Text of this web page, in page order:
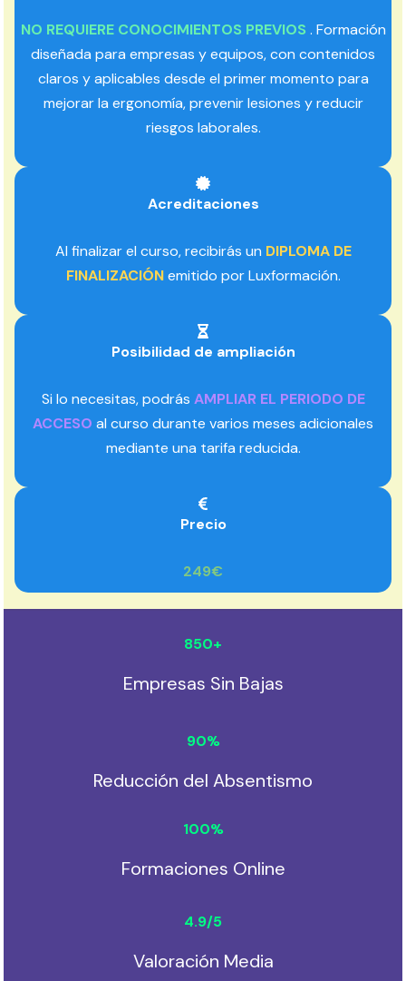
NO REQUIERE CONOCIMIENTOS PREVIOS . Formación
diseñada para empresas y equipos, con contenidos
claros y aplicables desde el primer momento para
mejorar la ergonomía, prevenir lesiones y reducir
riesgos laborales.
Acreditaciones
Al finalizar el curso, recibirás un DIPLOMA DE
FINALIZACIÓNemitido por Luxformación.
Posibilidad de ampliación
Si lo necesitas, podrás AMPLIAR EL PERIODO DE
ACCESO al curso durante varios meses adicionales
mediante una tarifa reducida.
Precio
249€
Empresas Sin Bajas
850+
Reducción del Absentismo
90%
Formaciones Online
100%
Valoración Media
4.9/5